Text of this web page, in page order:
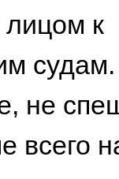
лицом к
не
всего